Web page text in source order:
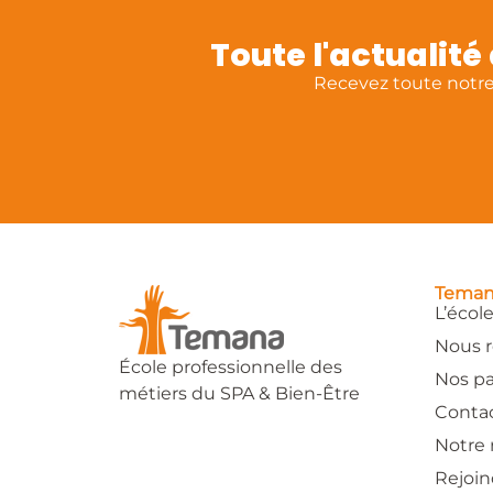
Toute l'actualité
Recevez toute
École professionnelle des
métiers du SPA & Bien-Être
Nous
Nos
Notre